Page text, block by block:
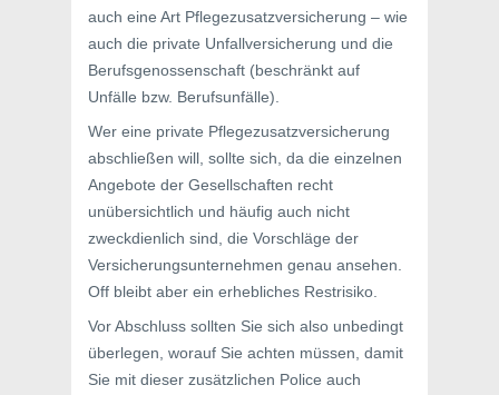
auch eine Art Pflegezusatzversicherung – wie
auch die private Unfallversicherung und die
Berufsgenossenschaft (beschränkt auf
Unfälle bzw. Berufsunfälle).
Wer eine private Pflegezusatzversicherung
abschließen will, sollte sich, da die einzelnen
Angebote der Gesellschaften recht
unübersichtlich und häufig auch nicht
zweckdienlich sind, die Vorschläge der
Versicherungsunternehmen genau ansehen.
Off bleibt aber ein erhebliches Restrisiko.
Vor Abschluss sollten Sie sich also unbedingt
überlegen, worauf Sie achten müssen, damit
Sie mit dieser zusätzlichen Police auch